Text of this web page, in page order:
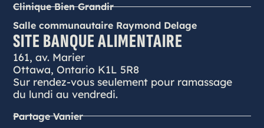
Clinique Bien Grandir
Salle communautaire Raymond Delage
SITE BANQUE ALIMENTAIRE
161, av. Marier
Ottawa, Ontario K1L 5R8
Sur rendez-vous seulement pour ramassage
du lundi au vendredi.
Partage Vanier